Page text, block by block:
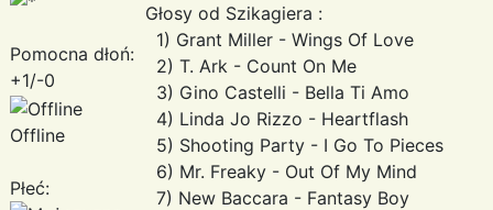
Pomocna dłoń:
+1/-0
Offline
Płeć:
Głosy od Szikagiera :
1) Grant Miller - Wings Of Love
2) T. Ark - Count On Me
3) Gino Castelli - Bella Ti Amo
4) Linda Jo Rizzo - Heartflash
5) Shooting Party - I Go To Pieces
6) Mr. Freaky - Out Of My Mind
7) New Baccara - Fantasy Boy